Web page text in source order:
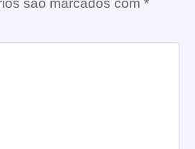
são marcados com *